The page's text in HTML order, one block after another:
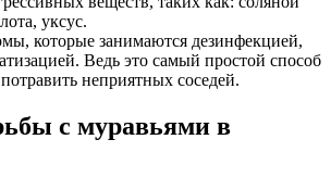
уксус.
которые занимаются дезинфекцией,
Ведь это самый простой способ
неприятных соседей.
с муравьями в